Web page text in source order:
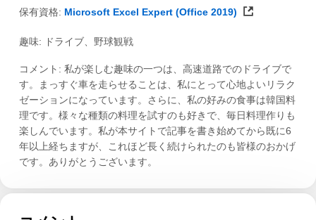
保有資格: Microsoft Excel Expert (Office 2019)
趣味: ドライブ、野球観戦
コメント: 私が楽しむ趣味の一つは、高速道路でのドライブで
す。まっすぐ車を走らせることは、私にとって心地よいリラク
ゼーションになっています。さらに、私の好みの食事は韓国料
理です。様々な種類の料理を試すのも好きで、毎日料理作りも
楽しんでいます。私が本サイトで記事を書き始めてから既に6
年以上経ちますが、これほど長く続けられたのも皆様のおかげ
です。ありがとうございます。